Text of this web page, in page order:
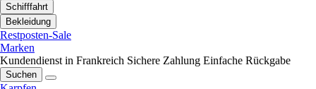
Schifffahrt
Bekleidung
Restposten-Sale
Marken
Kundendienst in Frankreich Sichere Zahlung Einfache Rückgabe
Suchen